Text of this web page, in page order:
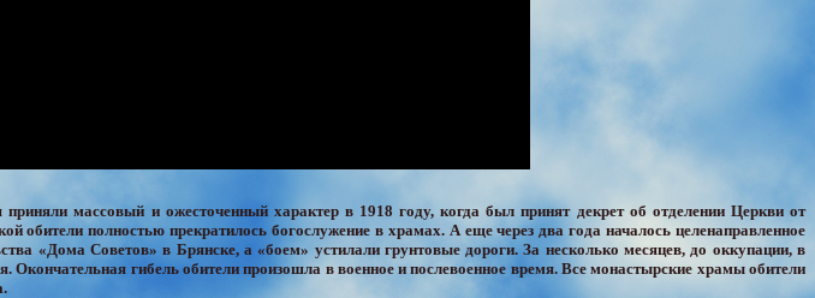
массовый и ожесточенный характер в 1918 году, когда был принят декрет об отделении Церкви от
обители полностью прекратилось богослужение в храмах. А еще через два года началось целенаправленное
«Дома Советов» в Брянске, а «боем» устилали грунтовые дороги. За несколько месяцев, до оккупации, в
гибель обители произошла в военное и послевоенное время. Все монастырские храмы обители